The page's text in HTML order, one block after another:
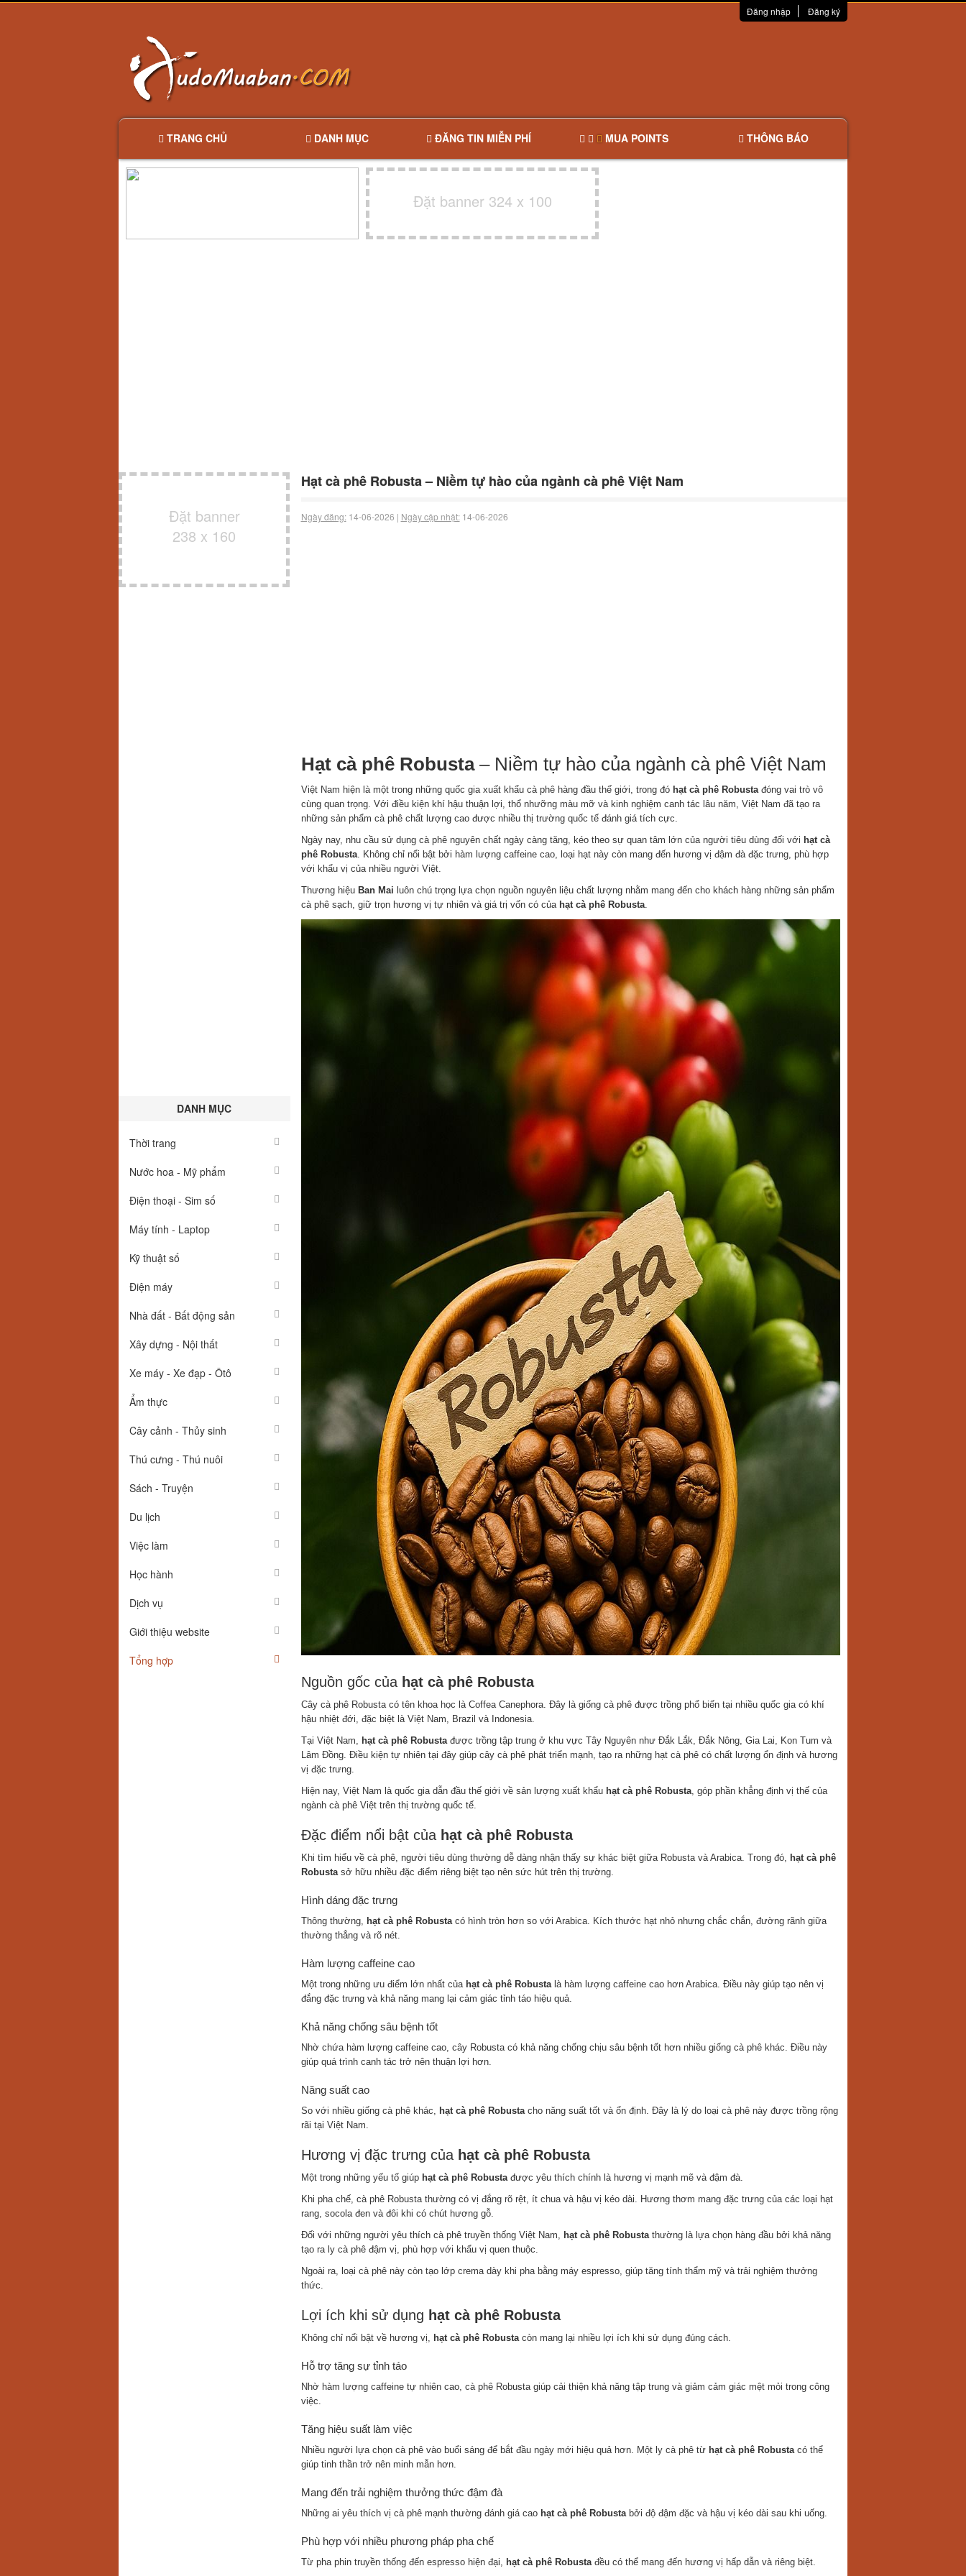
Đăng nhập Đăng ký
TRANG CHỦ DANH MỤC ĐĂNG TIN MIỄN PHÍ MUA POINTS THÔNG BÁO
Đặt banner 324 x 100
Đặt banner
238 x 160
DANH MỤC
Thời trang
Nước hoa - Mỹ phẩm
Điện thoại - Sim số
Máy tính - Laptop
Kỹ thuật số
Điện máy
Nhà đất - Bất động sản
Xây dựng - Nội thất
Xe máy - Xe đạp - Ôtô
Ẩm thực
Cây cảnh - Thủy sinh
Thú cưng - Thú nuôi
Sách - Truyện
Du lịch
Việc làm
Học hành
Dịch vụ
Giới thiệu website
Tổng hợp
Hạt cà phê Robusta – Niềm tự hào của ngành cà phê Việt Nam
Ngày đăng:14-06-2026 | Ngày cập nhật:14-06-2026
Hạt cà phê Robusta– Niềm tự hào của ngành cà phê Việt Nam
Việt Nam hiện là một trong những quốc gia xuất khẩu cà phê hàng đầu thế giới, trong đó hạt cà phê Robustađóng vai trò vô
cùng quan trọng. Với điều kiện khí hậu thuận lợi, thổ nhưỡng màu mỡ và kinh nghiệm canh tác lâu năm, Việt Nam đã tạo ra
những sản phẩm cà phê chất lượng cao được nhiều thị trường quốc tế đánh giá tích cực.
Ngày nay, nhu cầu sử dụng cà phê nguyên chất ngày càng tăng, kéo theo sự quan tâm lớn của người tiêu dùng đối với hạt cà
phê Robusta. Không chỉ nổi bật bởi hàm lượng caffeine cao, loại hạt này còn mang đến hương vị đậm đà đặc trưng, phù hợp
với khẩu vị của nhiều người Việt.
Thương hiệu Ban Mai luôn chú trọng lựa chọn nguồn nguyên liệu chất lượng nhằm mang đến cho khách hàng những sản phẩm
cà phê sạch, giữ trọn hương vị tự nhiên và giá trị vốn có của hạt cà phê Robusta.
Nguồn gốc của hạt cà phê Robusta
Cây cà phê Robusta có tên khoa học là Coffea Canephora. Đây là giống cà phê được trồng phổ biến tại nhiều quốc gia có khí
hậu nhiệt đới, đặc biệt là Việt Nam, Brazil và Indonesia.
Tại Việt Nam, hạt cà phê Robustađược trồng tập trung ở khu vực Tây Nguyên như Đắk Lắk, Đắk Nông, Gia Lai, Kon Tum và
Lâm Đồng. Điều kiện tự nhiên tại đây giúp cây cà phê phát triển mạnh, tạo ra những hạt cà phê có chất lượng ổn định và hương
vị đặc trưng.
Hiện nay, Việt Nam là quốc gia dẫn đầu thế giới về sản lượng xuất khẩu hạt cà phê Robusta, góp phần khẳng định vị thế của
ngành cà phê Việt trên thị trường quốc tế.
Đặc điểm nổi bật của hạt cà phê Robusta
Khi tìm hiểu về cà phê, người tiêu dùng thường dễ dàng nhận thấy sự khác biệt giữa Robusta và Arabica. Trong đó, hạt cà phê
Robustasở hữu nhiều đặc điểm riêng biệt tạo nên sức hút trên thị trường.
Hình dáng đặc trưng
Thông thường, hạt cà phê Robustacó hình tròn hơn so với Arabica. Kích thước hạt nhỏ nhưng chắc chắn, đường rãnh giữa
thường thẳng và rõ nét.
Hàm lượng caffeine cao
Một trong những ưu điểm lớn nhất của hạt cà phê Robustalà hàm lượng caffeine cao hơn Arabica. Điều này giúp tạo nên vị
đắng đặc trưng và khả năng mang lại cảm giác tỉnh táo hiệu quả.
Khả năng chống sâu bệnh tốt
Nhờ chứa hàm lượng caffeine cao, cây Robusta có khả năng chống chịu sâu bệnh tốt hơn nhiều giống cà phê khác. Điều này
giúp quá trình canh tác trở nên thuận lợi hơn.
Năng suất cao
So với nhiều giống cà phê khác, hạt cà phê Robustacho năng suất tốt và ổn định. Đây là lý do loại cà phê này được trồng rộng
rãi tại Việt Nam.
Hương vị đặc trưng của hạt cà phê Robusta
Một trong những yếu tố giúp hạt cà phê Robustađược yêu thích chính là hương vị mạnh mẽ và đậm đà.
Khi pha chế, cà phê Robusta thường có vị đắng rõ rệt, ít chua và hậu vị kéo dài. Hương thơm mang đặc trưng của các loại hạt
rang, socola đen và đôi khi có chút hương gỗ.
Đối với những người yêu thích cà phê truyền thống Việt Nam, hạt cà phê Robustathường là lựa chọn hàng đầu bởi khả năng
tạo ra ly cà phê đậm vị, phù hợp với khẩu vị quen thuộc.
Ngoài ra, loại cà phê này còn tạo lớp crema dày khi pha bằng máy espresso, giúp tăng tính thẩm mỹ và trải nghiệm thưởng
thức.
Lợi ích khi sử dụng hạt cà phê Robusta
Không chỉ nổi bật về hương vị, hạt cà phê Robustacòn mang lại nhiều lợi ích khi sử dụng đúng cách.
Hỗ trợ tăng sự tỉnh táo
Nhờ hàm lượng caffeine tự nhiên cao, cà phê Robusta giúp cải thiện khả năng tập trung và giảm cảm giác mệt mỏi trong công
việc.
Tăng hiệu suất làm việc
Nhiều người lựa chọn cà phê vào buổi sáng để bắt đầu ngày mới hiệu quả hơn. Một ly cà phê từ hạt cà phê Robustacó thể
giúp tinh thần trở nên minh mẫn hơn.
Mang đến trải nghiệm thưởng thức đậm đà
Những ai yêu thích vị cà phê mạnh thường đánh giá cao hạt cà phê Robustabởi độ đậm đặc và hậu vị kéo dài sau khi uống.
Phù hợp với nhiều phương pháp pha chế
Từ pha phin truyền thống đến espresso hiện đại, hạt cà phê Robustađều có thể mang đến hương vị hấp dẫn và riêng biệt.